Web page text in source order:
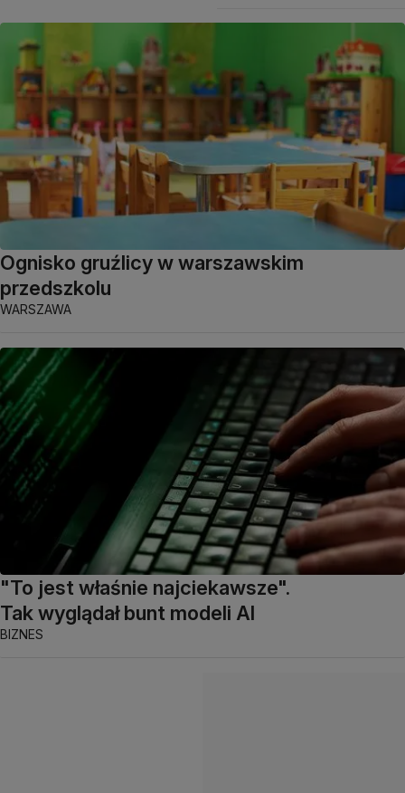
Ognisko gruźlicy w warszawskim
przedszkolu
WARSZAWA
"To jest właśnie najciekawsze".
Tak wyglądał bunt modeli AI
BIZNES